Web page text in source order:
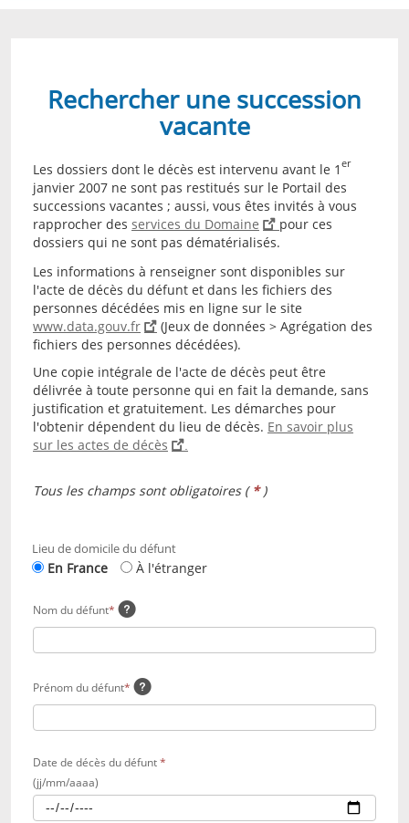
Rechercher une succession
vacante
Les dossiers dont le décès est intervenu avant le 1 er
janvier 2007 ne sont pas restitués sur le Portail des
successions vacantes ; aussi, vous êtes invités à vous
rapprocher des services du Domaine
pour ces
dossiers qui ne sont pas dématérialisés.
Les informations à renseigner sont disponibles sur
l'acte de décès du défunt et dans les fichiers des
personnes décédées mis en ligne sur le site
www.data.gouv.fr
(Jeux de données > Agrégation des
fichiers des personnes décédées).
Une copie intégrale de l'acte de décès peut être
délivrée à toute personne qui en fait la demande, sans
justification et gratuitement. Les démarches pour
l'obtenir dépendent du lieu de décès. En savoir plus
sur les actes de décès
Tous les champs sont obligatoires ( * )
cliquant
sur
bouton
radio
"A
vous
allez
vers
une
nouvelle
page.
Lieu de domicile du défunt
En France À l'étranger
Nom du défunt*
Information
supplémentaire:
Prénom du défunt*
Information
supplémentaire:
Date de décès du défunt*
Sélectionnez
une
date
(jj/mm/aaaa)